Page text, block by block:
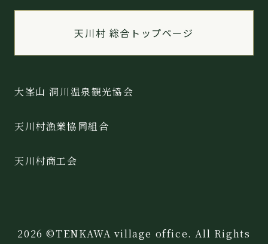
天川村 総合トップページ
大峯山 洞川温泉観光協会
天川村漁業協同組合
天川村商工会
2026 ©TENKAWA village office. All Rights